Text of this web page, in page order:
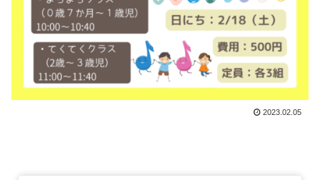
2023.02.05